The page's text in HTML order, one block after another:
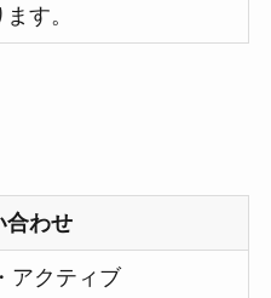
す。
合わせ
アクティブ